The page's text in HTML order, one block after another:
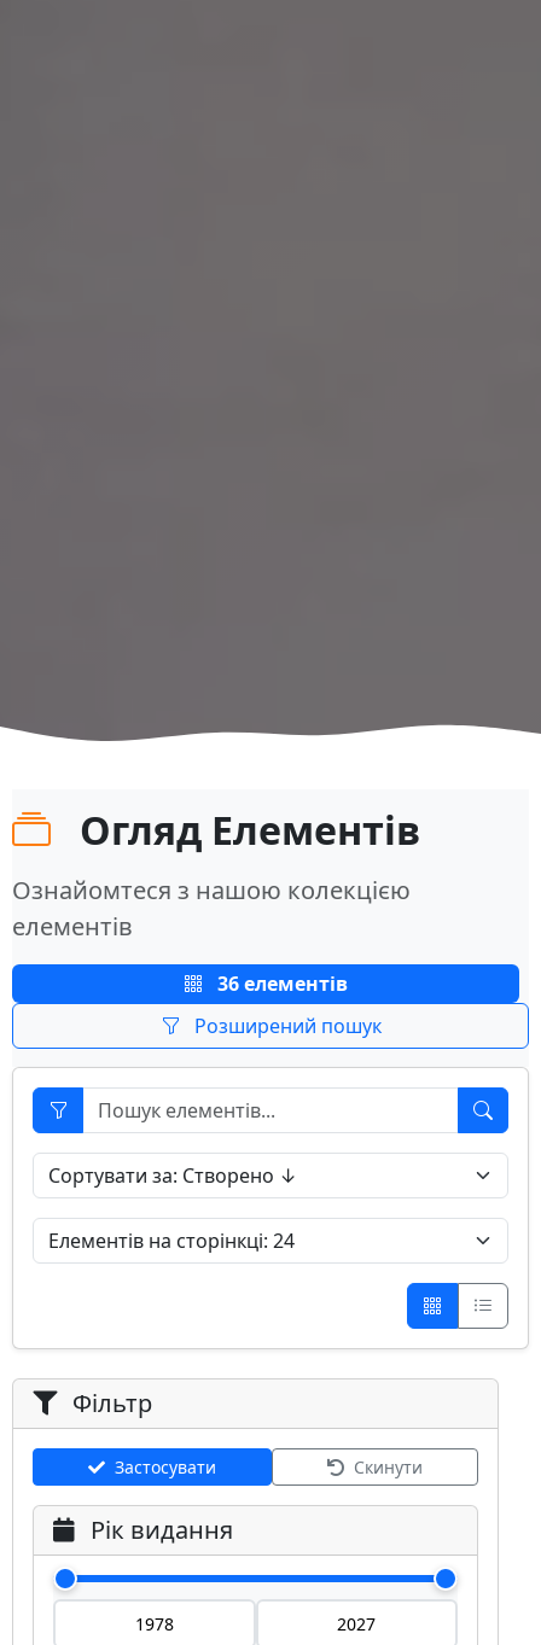
Огляд Елементів
Ознайомтеся з нашою колекцією
елементів
36 елементів
Розширений пошук
Фільтр
Застосувати Скинути
Рік видання